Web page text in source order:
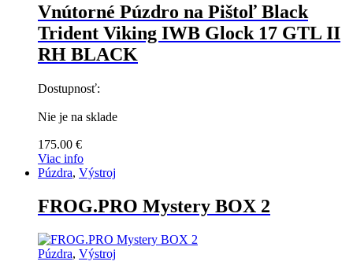
Vnútorné Púzdro na Pištoľ Black
Trident Viking IWB Glock 17 GTL II
RH BLACK
Dostupnosť:
Nie je na sklade
175.00 €
Viac info
Púzdra, Výstroj
FROG.PRO Mystery BOX 2
Púzdra, Výstroj